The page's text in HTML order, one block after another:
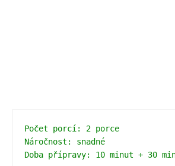
Počet porcí: 2 porce
Náročnost: snadné
Doba přípravy: 10 minut + 30